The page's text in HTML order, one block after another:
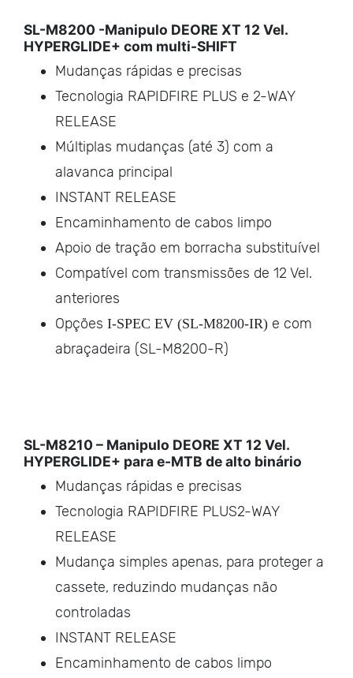
SL-M8200 -Manipulo DEORE XT 12 Vel.
HYPERGLIDE+ com multi-SHIFT
Mudanças rápidas e precisas
Tecnologia RAPIDFIRE PLUS e 2-WAY
RELEASE
Múltiplas mudanças (até 3) com a
alavanca principal
INSTANT RELEASE
Encaminhamento de cabos limpo
Apoio de tração em borracha substituível
Compatível com transmissões de 12 Vel.
anteriores
Opções I-SPEC EV (SL-M8200-IR) e com
abraçadeira (SL-M8200-R)
SL-M8210 – Manipulo DEORE XT 12 Vel.
HYPERGLIDE+ para e-MTB de alto binário
Mudanças rápidas e precisas
Tecnologia RAPIDFIRE PLUS2-WAY
RELEASE
Mudança simples apenas, para proteger a
cassete, reduzindo mudanças não
controladas
INSTANT RELEASE
Encaminhamento de cabos limpo